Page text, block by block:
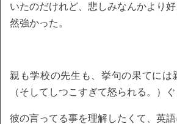
いたのだけれど、悲しみなんかより
然強かった。
親も学校の先生も、挙句の果てには
（そしてしつこすぎて怒られる。）
彼の言ってる事を理解したくて、英